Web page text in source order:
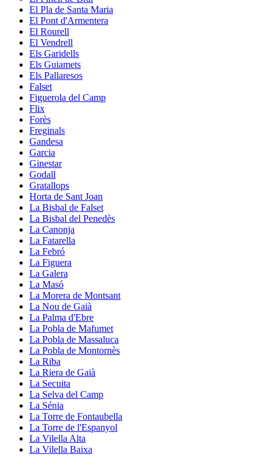
El Pla de Santa Maria
El Pont d'Armentera
El Rourell
El Vendrell
Els Garidells
Els Guiamets
Els Pallaresos
Falset
Figuerola del Camp
Flix
Forès
Freginals
Gandesa
Garcia
Ginestar
Godall
Gratallops
Horta de Sant Joan
La Bisbal de Falset
La Bisbal del Penedès
La Canonja
La Fatarella
La Febró
La Figuera
La Galera
La Masó
La Morera de Montsant
La Nou de Gaià
La Palma d'Ebre
La Pobla de Mafumet
La Pobla de Massaluca
La Pobla de Montornès
La Riba
La Riera de Gaià
La Secuita
La Selva del Camp
La Sénia
La Torre de Fontaubella
La Torre de l'Espanyol
La Vilella Alta
La Vilella Baixa